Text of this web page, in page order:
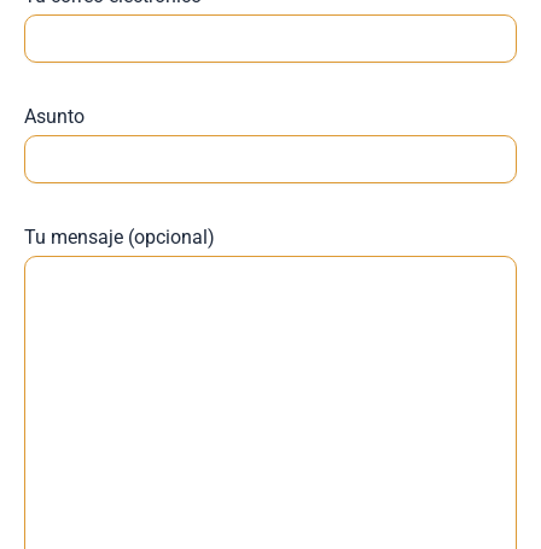
Asunto
Tu mensaje (opcional)